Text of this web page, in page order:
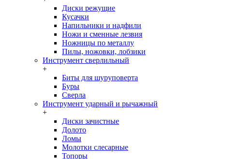
Диски режущие
Кусачки
Напильники и надфили
Ножи и сменные лезвия
Ножницы по металлу
Пилы, ножовки, лобзики
Инструмент сверлильный
+
Биты для шуруповерта
Буры
Сверла
Инструмент ударный и рычажный
+
Диски зачистные
Долото
Ломы
Молотки слесарные
Топоры